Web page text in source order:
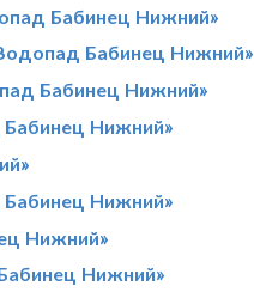
Бабинец Нижний»
Бабинец Нижний»
Бабинец Нижний»
Нижний»
Нижний»
Нижний»
Нижний»